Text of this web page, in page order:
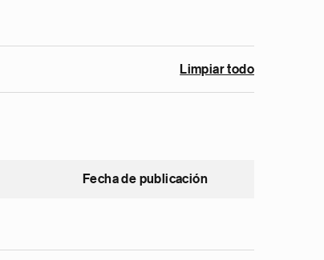
Limpiar todo
Fecha de publicación